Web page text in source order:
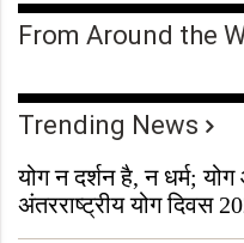
From Around the
Trending News
योग न दर्शन है, न धर्म;
अंतरराष्ट्रीय योग दिवस